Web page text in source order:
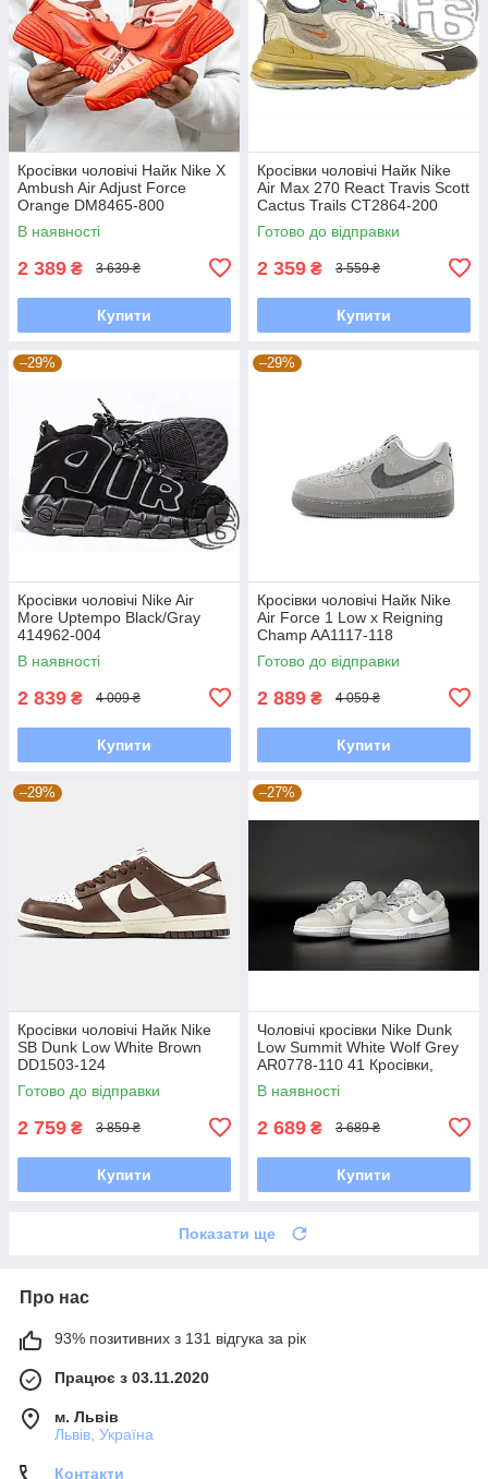
Кросівки чоловічі Найк Nike X
Ambush Air Adjust Force
Orange DM8465-800
В наявності
2 389 ₴ 3 639 ₴
Купити
Кросівки чоловічі Найк Nike
Air Max 270 React Travis Scott
Cactus Trails CT2864-200
Готово до відправки
2 359 ₴ 3 559 ₴
Купити
–29%
Кросівки чоловічі Nike Air
More Uptempo Black/Gray
414962-004
В наявності
2 839 ₴ 4 009 ₴
Купити
–29%
Кросівки чоловічі Найк Nike
Air Force 1 Low x Reigning
Champ AA1117-118
Готово до відправки
2 889 ₴ 4 059 ₴
Купити
–29%
Кросівки чоловічі Найк Nike
SB Dunk Low White Brown
DD1503-124
Готово до відправки
2 759 ₴ 3 859 ₴
Купити
–27%
Чоловічі кросівки Nike Dunk
Low Summit White Wolf Grey
AR0778-110 41 Кросівки,
Текстильна, Шнурівка, Товста
підошва, Замша,
В наявності
2 689 ₴ 3 689 ₴
Купити
Показати ще
Про нас
93% позитивних з 131 відгука за рік
Працює з 03.11.2020
м. Львів
Львів, Україна
Контакти